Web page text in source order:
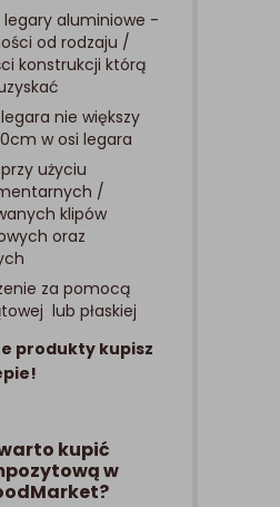
legary aluminiowe -
od rodzaju /
konstrukcji którą
nie większy
w osi legara
użyciu
/
klipów
oraz
za pomocą
lub płaskiej
produkty kupisz
kupić
w